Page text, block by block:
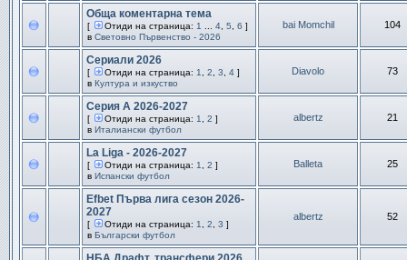
Обща коментарна тема
[ Отиди на страница: 1 4 5 6 ]
в Световно Първенство - 2026
bai Momchil 104
Сериали 2026
[ Отиди на страница: 1 2 3 4 ]
в Култура и изкуство
Diavolo 73
Серия А 2026-2027
[ Отиди на страница: 1 2 ]
в Италиански футбол
albertz 21
La Liga - 2026-2027
[ Отиди на страница: 1 2 ]
в Испански футбол
Balleta 25
Efbet Първа лига сезон 2026-
2027
[ Отиди на страница: 1 2 3 ]
в Български футбол
albertz 52